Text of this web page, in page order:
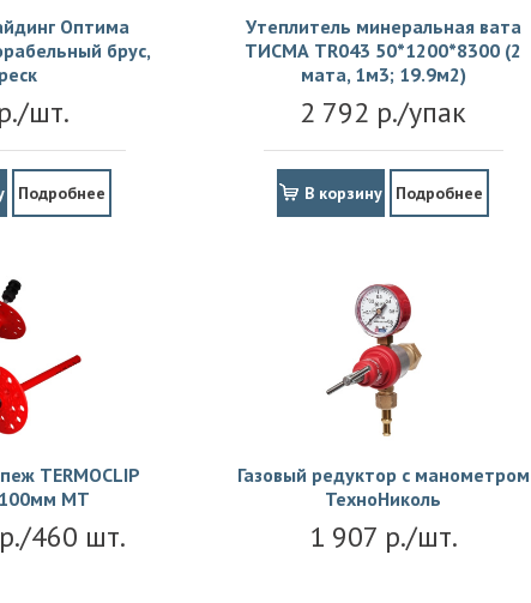
Оптима
брус,
шт.
Подробнее
Утеплитель минеральная вата
ТИСМА TR043 50*1200*8300 (2
мата, 1м3; 19.9м2)
2 792 р./упак
В корзину Подробнее
TERMOCLIP
MT
460 шт.
Газовый редуктор с манометром
ТехноНиколь
1 907 р./шт.